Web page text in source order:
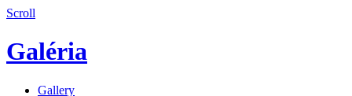
Scroll
Galéria
Gallery